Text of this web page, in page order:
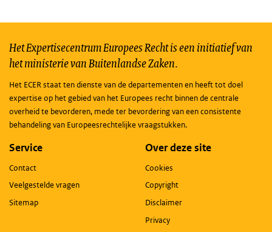
Het Expertisecentrum Europees Recht is een initiatief van
het ministerie van Buitenlandse Zaken.
Het ECER staat ten dienste van de departementen en heeft tot doel
expertise op het gebied van het Europees recht binnen de centrale
overheid te bevorderen, mede ter bevordering van een consistente
behandeling van Europeesrechtelijke vraagstukken.
Service
Contact
Veelgestelde vragen
Sitemap
Over deze site
Cookies
Copyright
Disclaimer
Privacy